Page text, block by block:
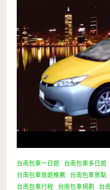
台南包車一日遊 台南包車多日遊
台南包車旅遊推薦
台南包車景點
台南包車行程
台南包車規劃 台